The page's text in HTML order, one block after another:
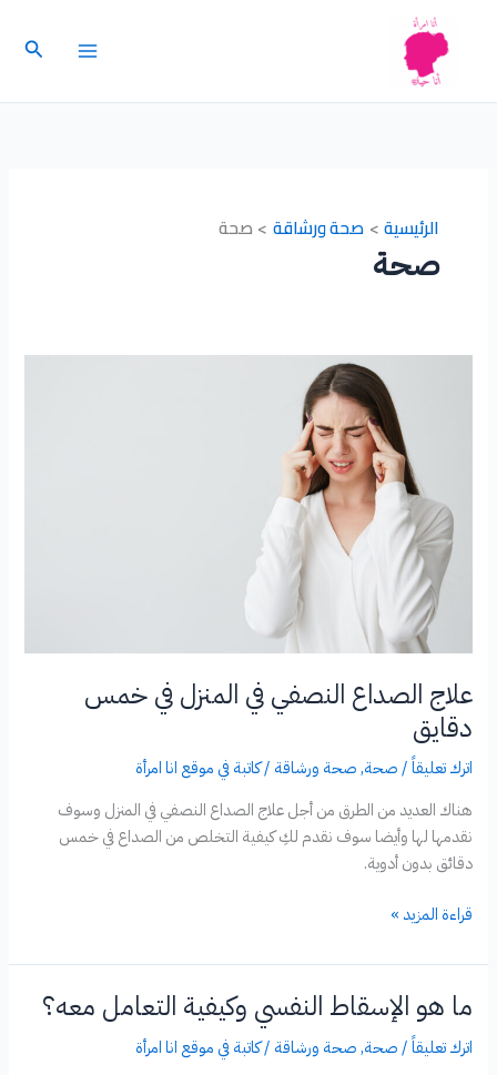
الرئيسية صحة ورشاقة صحة
صحة
علاج الصداع النصفي في المنزل في خمس
دقايق
اترك تعليقاً/صحة,صحة ورشاقة /كاتبة في موقع انا امرأة
هناك العديد من الطرق من أجل علاج الصداع النصفي في المنزل وسوف
نقدمها لها وأيضا سوف نقدم لكِ كيفية التخلص من الصداع في خمس
دقائق بدون أدوية.
علاج
النصفي
المنزل
في
قراءة المزيد »
ما هو الإسقاط النفسي وكيفية التعامل معه؟
اترك تعليقاً/صحة,صحة ورشاقة /كاتبة في موقع انا امرأة